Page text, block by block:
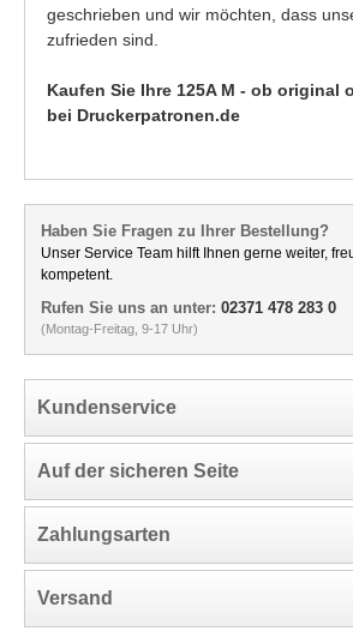
geschrieben und wir möchten, dass
zufrieden sind.
Kaufen Sie Ihre 125A M - ob original
bei Druckerpatronen.de
Haben Sie Fragen zu Ihrer Bestellung?
Unser Service Team hilft Ihnen gerne weiter,
kompetent.
Rufen Sie uns an unter: 02371 478 283 0
(Montag-Freitag, 9-17 Uhr)
Kundenservice
Auf der sicheren Seite
Zahlungsarten
Versand